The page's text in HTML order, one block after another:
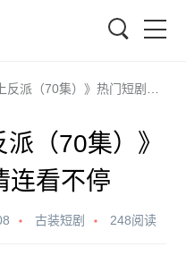
70集）》热门短剧剧情连看不停
（70集）》
连看不停
古装短剧 248阅读